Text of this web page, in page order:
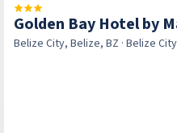
Golden Bay Hotel by
Belize City, Belize, BZ · Belize